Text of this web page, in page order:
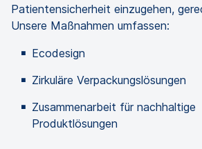
Patientensicherheit einzugehen,
Unsere Maßnahmen umfassen:
Ecodesign
Zirkuläre Verpackungslösungen
Zusammenarbeit für nachhaltige
Produktlösungen